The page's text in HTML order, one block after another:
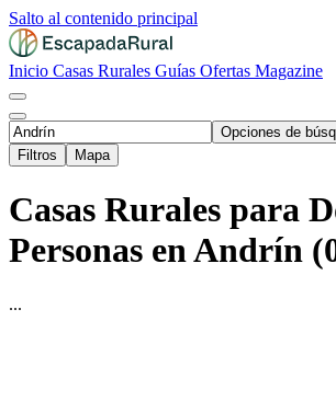
Salto al contenido principal
Inicio Casas Rurales Guías Ofertas Magazine
Opciones de
Filtros
Mapa
Casas Rurales para
Personas en Andrín
...